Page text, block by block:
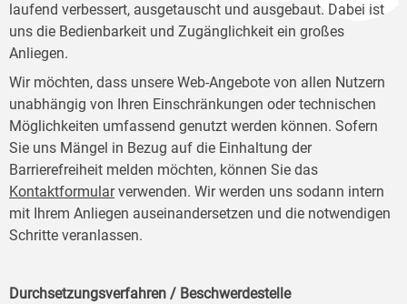
laufend verbessert, ausgetauscht und ausgebaut. Dabei ist
uns die Bedienbarkeit und Zugänglichkeit ein großes
Anliegen.
Wir möchten, dass unsere Web-Angebote von allen Nutzern
unabhängig von Ihren Einschränkungen oder technischen
Möglichkeiten umfassend genutzt werden können. Sofern
Sie uns Mängel in Bezug auf die Einhaltung der
Barrierefreiheit melden möchten, können Sie das
Kontaktformularverwenden. Wir werden uns sodann intern
mit Ihrem Anliegen auseinandersetzen und die notwendigen
Schritte veranlassen.
Durchsetzungsverfahren / Beschwerdestelle